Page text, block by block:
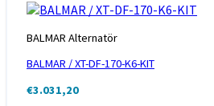
BALMAR Alternatör
BALMAR / XT-DF-170-K6-KIT
€3.031,20